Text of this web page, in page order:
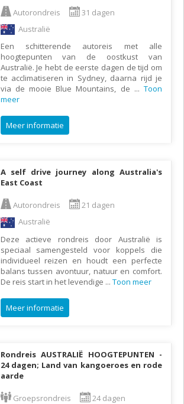
Autorondreis
31 dagen
Australië
Een schitterende autoreis met alle
hoogtepunten van de oostkust van
Australië. Je hebt de eerste dagen de tijd om
te acclimatiseren in Sydney, daarna rijd je
via de mooie Blue Mountains, de ... Toon
meer
Meer informatie
A self drive journey along Australia's
East Coast
Autorondreis
21 dagen
Australië
Deze actieve rondreis door Australië is
speciaal samengesteld voor koppels die
individueel reizen en houdt een perfecte
balans tussen avontuur, natuur en comfort.
De reis start in het levendige ... Toon meer
Meer informatie
Rondreis AUSTRALIË HOOGTEPUNTEN -
24 dagen; Land van kangoeroes en rode
aarde
Groepsrondreis
24 dagen